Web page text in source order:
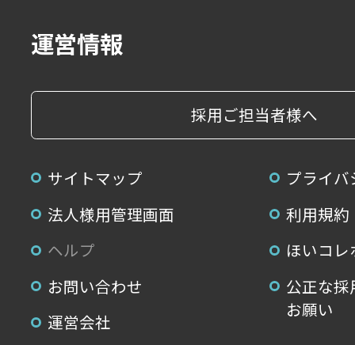
運営情報
採用ご担当者様へ
サイトマップ
プライ
法人様用管理画面
利用規約
ヘルプ
ほいコ
お問い合わせ
公正な
お願い
運営会社